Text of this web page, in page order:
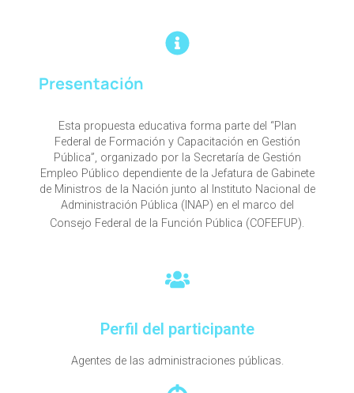
Presentación
Esta propuesta educativa forma parte del “Plan
Federal de Formación y Capacitación en Gestión
Pública”, organizado por la Secretaría de Gestión
Empleo Público dependiente de la Jefatura de Gabinete
de Ministros de la Nación junto al Instituto Nacional de
Administración Pública (INAP) en el marco del
Consejo Federal de la Función Pública (COFEFUP).
Perfil del participante
Agentes de las administraciones públicas.